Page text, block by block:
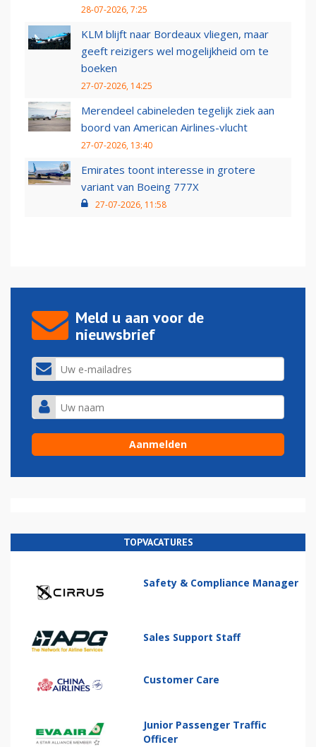
28-07-2026, 7:25
KLM blijft naar Bordeaux vliegen, maar
geeft reizigers wel mogelijkheid om te
boeken
27-07-2026, 14:25
Merendeel cabineleden tegelijk ziek aan
boord van American Airlines-vlucht
27-07-2026, 13:40
Emirates toont interesse in grotere
variant van Boeing 777X
27-07-2026, 11:58
Meld u aan voor de
nieuwsbrief
TOPVACATURES
Safety & Compliance Manager
Sales Support Staff
Customer Care
Junior Passenger Traffic
Officer